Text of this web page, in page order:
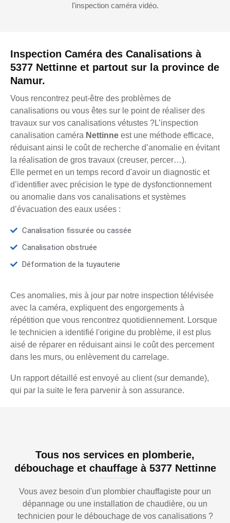
Inspection Caméra des Canalisations à
5377 Nettinne et partout sur la province de
Namur.
Vous rencontrez peut-être des problèmes de
canalisations ou vous êtes sur le point de réaliser des
travaux sur vos canalisations vétustes ?L’inspection
canalisation caméra Nettinne est une méthode efficace,
réduisant ainsi le coût de recherche d’anomalie en évitant
la réalisation de gros travaux (creuser, percer…).
Elle permet en un temps record d'avoir un diagnostic et
d’identifier avec précision le type de dysfonctionnement
ou anomalie dans vos canalisations et systèmes
d’évacuation des eaux usées :
Canalisation fissurée ou cassée
Canalisation obstruée
Déformation de la tuyauterie
Ces anomalies, mis à jour par notre inspection télévisée
avec la caméra, expliquent des engorgements à
répétition que vous rencontrez quotidiennement. Lorsque
le technicien a identifié l'origine du problème, il est plus
aisé de réparer en réduisant ainsi le coût des percement
dans les murs, ou enlèvement du carrelage.
Un rapport détaillé est envoyé au client (sur demande),
qui par la suite le fera parvenir à son assurance.
l'inspection caméra vidéo.
Tous nos services en plomberie,
débouchage et chauffage à 5377 Nettinne
Vous avez besoin d'un plombier chauffagiste pour un
dépannage ou une installation de chaudière, ou un
technicien pour le débouchage de vos canalisations ?